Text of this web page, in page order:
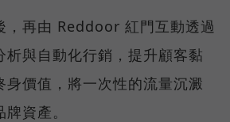
，再由 Reddoor 紅門互動透過
析與自動化行銷，提升顧客黏
身價值，將一次性的流量沉澱
資產。